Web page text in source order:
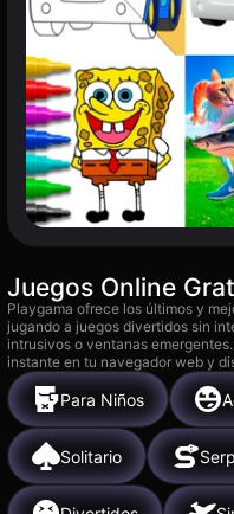
Juegos Online
Playgama ofrece los últimos y
jugando a juegos divertidos sin
intrusivos o ventanas
instante en tu navegador web y
Para Niños
Solitario